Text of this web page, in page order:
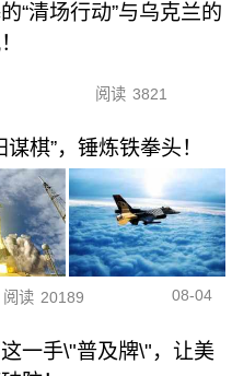
“清场行动”与乌克兰的
阅读 3821
棋”，锤炼铁拳头！
阅读 20189 08-04
一手\"普及牌\"，让美